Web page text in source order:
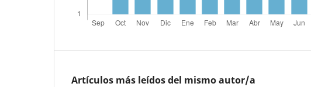
Artículos más leídos del mismo autor/a